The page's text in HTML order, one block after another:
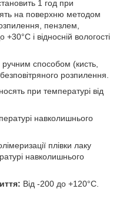
1 год при
на поверхню методом
пензлем,
і відносній вологості
ручним способом (кисть,
розпилення.
при температурі від
навколишнього
плівки лаку
навколишнього
Від -200 до +120°C.